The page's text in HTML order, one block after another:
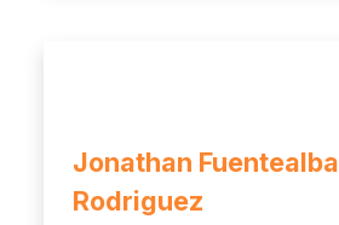
Jonathan Fuentealba
Rodriguez